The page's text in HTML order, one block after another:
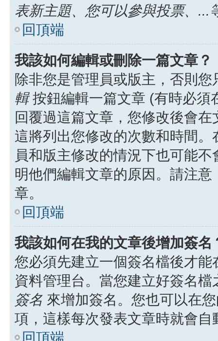
表新主題、您可以參與投票、...
回頂端
我該如何編輯或刪除一篇文章？
除非您是管理員或版主，否則
輯按鈕編輯一篇文章 (有時必須
回覆過這篇文章，您修改後會
這將列出您修改的次數和時間
員和版主修改的情況下也可能
明他們編輯文章的原因。請注
章。
回頂端
我該如何在我的文章後增加簽名
您必須先建立一個簽名檔後才
資料管理台。當您建立好簽名
簽名 來增加簽名。您也可以在
項，這樣每次發表文章時就會自
回頂端